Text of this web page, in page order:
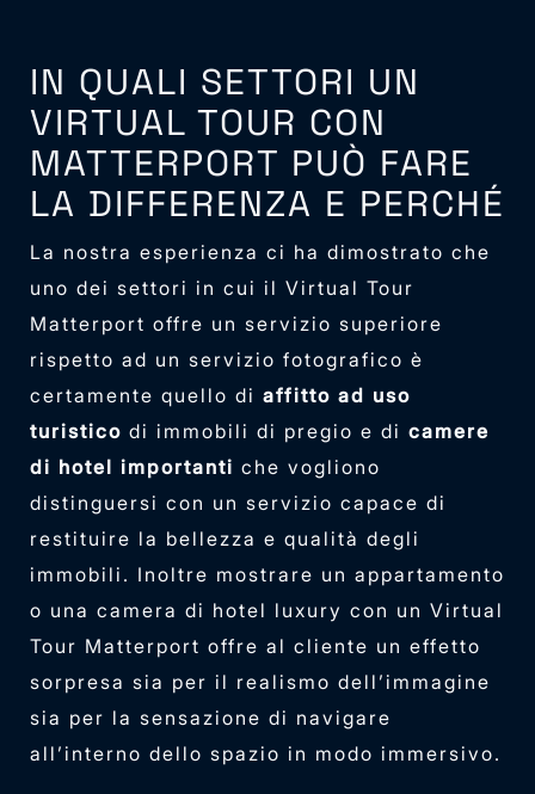
IN QUALI SETTORI UN
VIRTUAL TOUR CON
MATTERPORT PUÒ FARE
LA DIFFERENZA E PERCHÉ
La nostra esperienza ci ha dimostrato che
uno dei settori in cui il Virtual Tour
Matterport offre un servizio superiore
rispetto ad un servizio fotografico è
certamente quello di affitto ad uso
turistico di immobili di pregio e di camere
di hotel importanti che vogliono
distinguersi con un servizio capace di
restituire la bellezza e qualità degli
immobili. Inoltre mostrare un appartamento
o una camera di hotel luxury con un Virtual
Tour Matterport offre al cliente un effetto
sorpresa sia per il realismo dell’immagine
sia per la sensazione di navigare
all’interno dello spazio in modo immersivo.